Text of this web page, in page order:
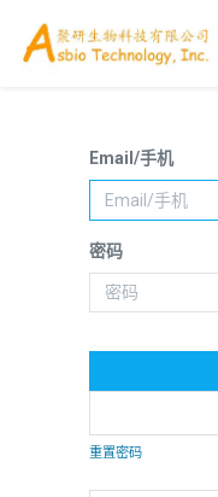
Email/手机
密码
重置密码